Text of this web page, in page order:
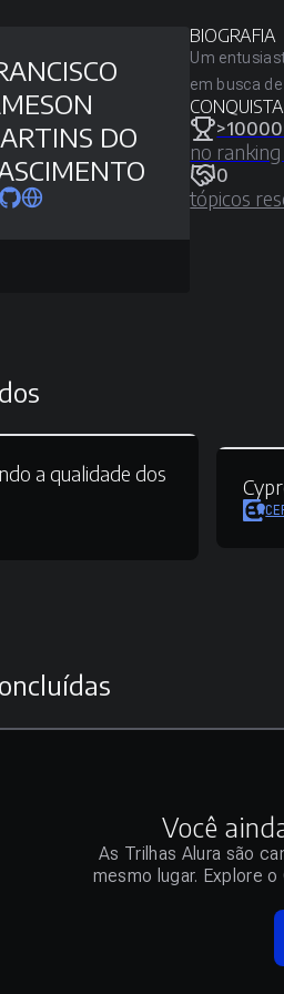
DO
BIOGRAFIA
Um
em busca
no
0
tópicos
a qualidade dos
Você
As Trilhas Alura são
mesmo lugar. Explore